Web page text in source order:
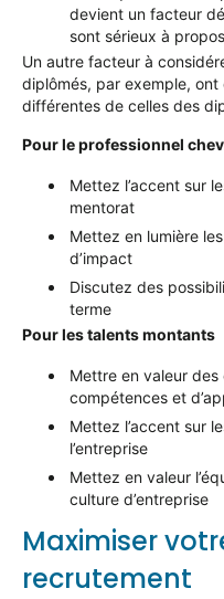
devient un facteur
sont sérieux à
Un autre facteur à
diplômés, par exemple,
différentes de celles des
Pour le professionnel
Mettez l’accent sur
mentorat
Mettez en lumière
d’impact
Discutez des
terme
Pour les talents montants
Mettre en valeur des
compétences et
Mettez l’accent sur
l’entreprise
Mettez en valeur
culture d’entreprise
Maximiser
recrutement